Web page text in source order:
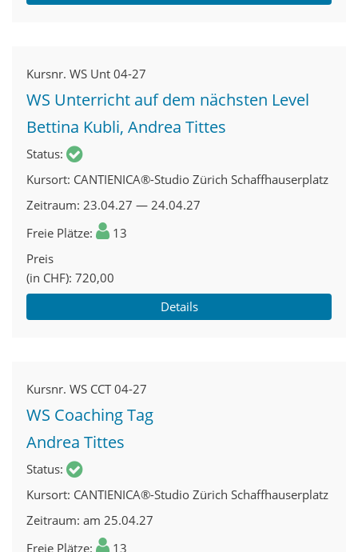
Kursnr. WS Unt 04-27
WS Unterricht auf dem nächsten Level
Bettina Kubli, Andrea Tittes
Status
Kursort CANTIENICA®-Studio Zürich Schaffhauserplatz
Zeitraum 23.04.27 — 24.04.27
Freie Plätze
13
Preis
(in CHF) 720,00
Details
Kursnr. WS CCT 04-27
WS Coaching Tag
Andrea Tittes
Status
Kursort CANTIENICA®-Studio Zürich Schaffhauserplatz
Zeitraum am 25.04.27
Freie Plätze
13